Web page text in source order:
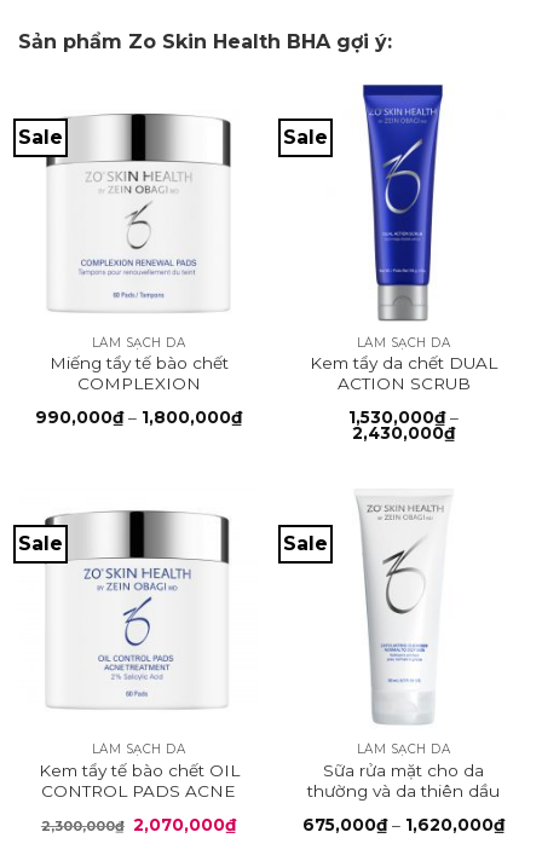
Sản phẩm Zo Skin Health BHA gợi ý:
Sale
LÀM SẠCH DA
Miếng tẩy tế bào chết
COMPLEXION
990,000₫ – 1,800,000₫Khoảng
giá:
Sale
LÀM SẠCH DA
Kem tẩy da chết DUAL
ACTION SCRUB
1,530,000₫ –
2,430,000₫Khoảng
giá:
Sale
LÀM SẠCH DA
Kem tẩy tế bào chết OIL
CONTROL PADS ACNE
2,300,000₫ Giá
gốc
2,070,000₫Giá
hiện
Sale
LÀM SẠCH DA
Sữa rửa mặt cho da
thường và da thiên dầu
CLEANSER
675,000₫ – 1,620,000₫
giá: